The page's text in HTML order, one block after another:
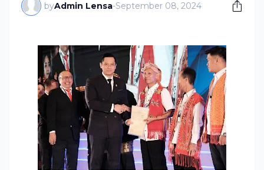
byAdmin Lensa-September 08, 2024